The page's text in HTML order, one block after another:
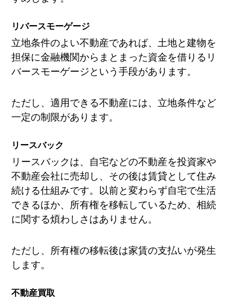
リバースモーゲージ
立地条件のよい不動産であれば、土地と建物を
担保に金融機関からまとまった資金を借りるリ
バースモーゲージという手段があります。
ただし、適用できる不動産には、立地条件など
一定の制限があります。
リースバック
リースバックは、自宅などの不動産を投資家や
不動産会社に売却し、その後は賃貸として住み
続ける仕組みです。以前と変わらず自宅で生活
できるほか、所有権を移転しているため、相続
に関する煩わしさはありません。
ただし、所有権の移転後は家賃の支払いが発生
します。
不動産買取